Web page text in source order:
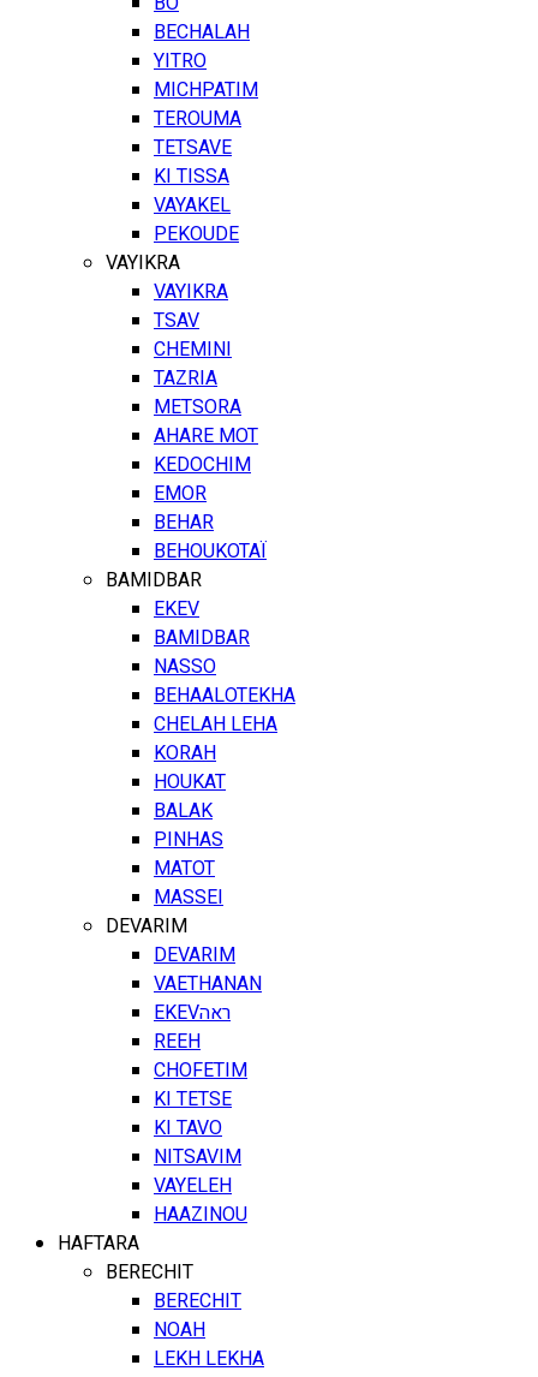
BECHALAH
YITRO
MICHPATIM
TEROUMA
TETSAVE
KI TISSA
VAYAKEL
PEKOUDE
VAYIKRA
VAYIKRA
TSAV
CHEMINI
TAZRIA
METSORA
AHARE MOT
KEDOCHIM
EMOR
BEHAR
BEHOUKOTAÏ
BAMIDBAR
EKEV
BAMIDBAR
NASSO
BEHAALOTEKHA
CHELAH LEHA
KORAH
HOUKAT
BALAK
PINHAS
MATOT
MASSEI
DEVARIM
DEVARIM
VAETHANAN
EKEVראה
REEH
CHOFETIM
KI TETSE
KI TAVO
NITSAVIM
VAYELEH
HAAZINOU
HAFTARA
BERECHIT
BERECHIT
NOAH
LEKH LEKHA